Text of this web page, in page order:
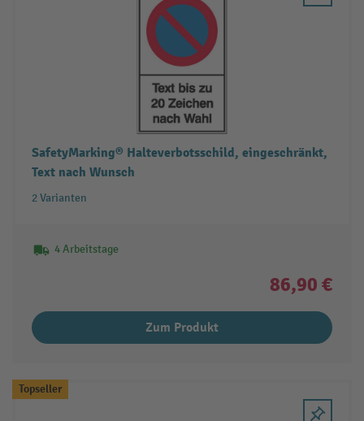
SafetyMarking® Halteverbotsschild, eingeschränkt,
Text nach Wunsch
2 Varianten
4 Arbeitstage
86,90 €
Zum Produkt
Topseller